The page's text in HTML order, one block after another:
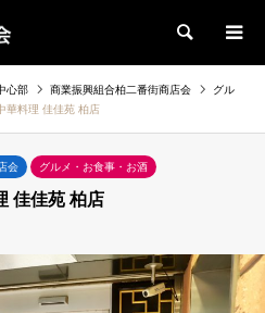
検索
心部 商業振興組合柏二番街商店会
グル
華料理 佳佳苑 柏店
会 グルメ・お食事・お酒
佳佳苑 柏店